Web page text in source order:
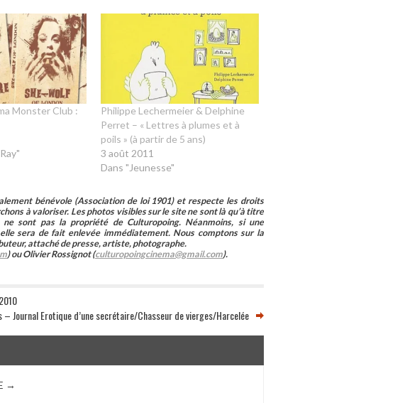
Monster Club :
Philippe Lechermeier & Delphine
Perret – « Lettres à plumes et à
poils » (à partir de 5 ans)
3 août 2011
Dans "Jeunesse"
bénévole (Association de loi 1901) et respecte les droits
à valoriser. Les photos visibles sur le site ne sont là qu’à titre
sont pas la propriété de Culturopoing. Néanmoins, si une
sera de fait enlevée immédiatement. Nous comptons sur la
attaché de presse, artiste, photographe.
) ou Olivier Rossignot (culturopoingcinema@gmail.com).
– Journal Erotique d’une secrétaire/Chasseur de vierges/Harcelée
→